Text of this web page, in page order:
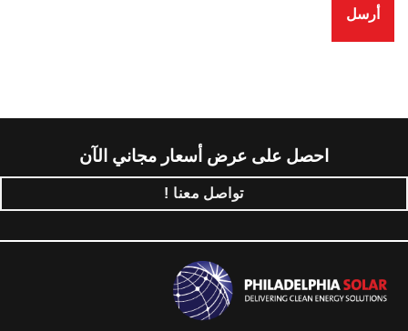
أرسل
احصل على عرض أسعار مجاني الآن
تواصل معنا !